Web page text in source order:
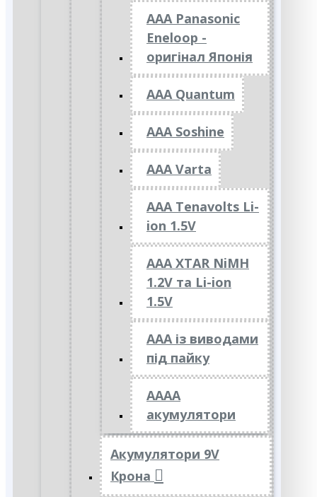
AAA Panasonic
Eneloop -
оригінал Японія
AAA Quantum
AAA Soshine
AAA Varta
AAA Tenavolts Li-
ion 1.5V
AAA XTAR NiMH
1.2V та Li-ion
1.5V
ААА із виводами
під пайку
АААА
акумулятори
Акумулятори 9V
Крона